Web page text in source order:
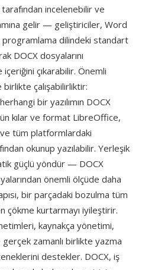
incelenebilir ve
gelir — geliştiriciler, Word
dilindeki standart
DOCX dosyalarını
çıkarabilir. Önemli
birlikte çalışabilirliktir:
bir yazılımın DOCX
kılar ve format LibreOffice,
tüm platformlardaki
okunup yazılabilir. Yerleşik
güçlü yöndür — DOCX
önemli ölçüde daha
bir parçadaki bozulma tüm
çökme kurtarmayı iyileştirir.
kaynakça yönetimi,
zamanlı birlikte yazma
destekler. DOCX, iş